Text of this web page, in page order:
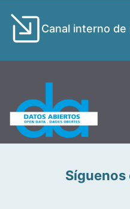
Canal interno
Síguenos